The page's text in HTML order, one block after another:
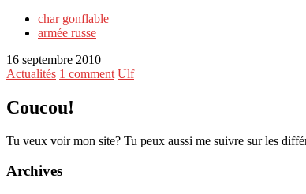
char gonflable
armée russe
16 septembre 2010
Actualités 1 comment Ulf
Coucou!
Tu veux voir mon site? Tu peux aussi me suivre sur les
Archives